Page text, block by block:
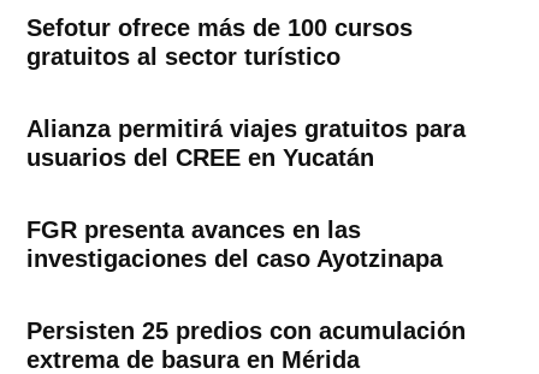
Sefotur ofrece más de 100 cursos
gratuitos al sector turístico
Alianza permitirá viajes gratuitos para
usuarios del CREE en Yucatán
FGR presenta avances en las
investigaciones del caso Ayotzinapa
Persisten 25 predios con acumulación
extrema de basura en Mérida